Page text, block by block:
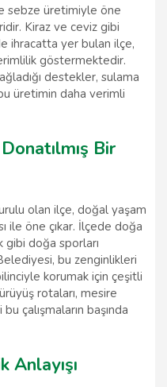
sebze üretimiyle öne
Kiraz ve ceviz gibi
ihracatta yer bulan ilçe,
göstermektedir.
destekler, sulama
üretimin daha verimli
Bir
olan ilçe, doğal yaşam
ile öne çıkar. İlçede doğa
gibi doğa sporları
bu zenginlikleri
korumak için çeşitli
rotaları, mesire
çalışmaların başında
Anlayışı